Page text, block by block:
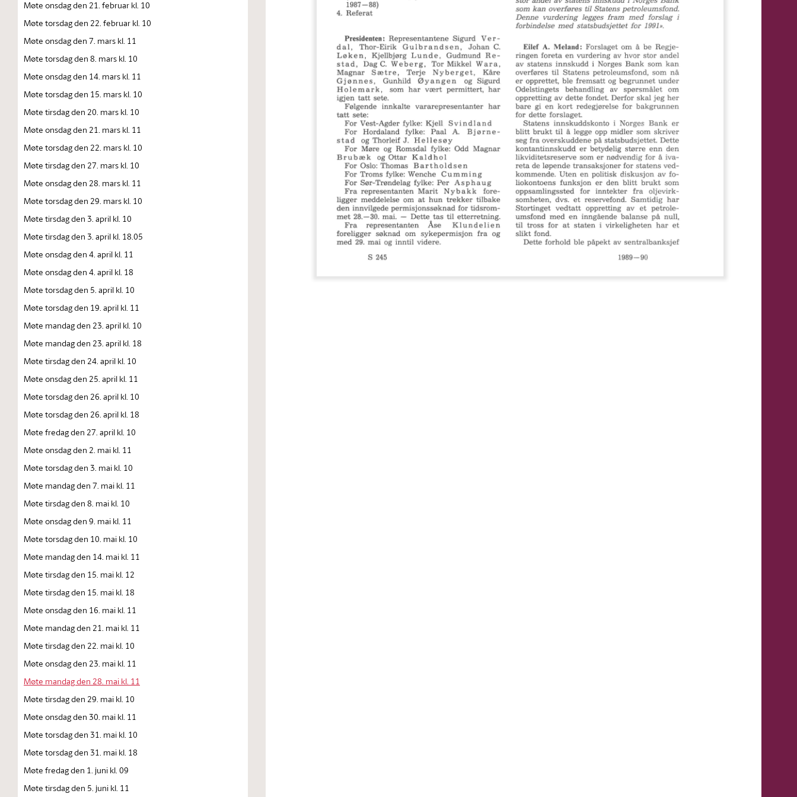
Møte onsdag den 21. februar kl. 10
Møte torsdag den 22. februar kl. 10
Møte onsdag den 7. mars kl. 11
Møte torsdag den 8. mars kl. 10
Møte onsdag den 14. mars kl. 11
Møte torsdag den 15. mars kl. 10
Møte tirsdag den 20. mars kl. 10
Møte onsdag den 21. mars kl. 11
Møte torsdag den 22. mars kl. 10
Møte tirsdag den 27. mars kl. 10
Møte onsdag den 28. mars kl. 11
Møte torsdag den 29. mars kl. 10
Møte tirsdag den 3. april kl. 10
Møte tirsdag den 3. april kl. 18.05
Møte onsdag den 4. april kl. 11
Møte onsdag den 4. april kl. 18
Møte torsdag den 5. april kl. 10
Møte torsdag den 19. april kl. 11
Møte mandag den 23. april kl. 10
Møte mandag den 23. april kl. 18
Møte tirsdag den 24. april kl. 10
Møte onsdag den 25. april kl. 11
Møte torsdag den 26. april kl. 10
Møte torsdag den 26. april kl. 18
Møte fredag den 27. april kl. 10
Møte onsdag den 2. mai kl. 11
Møte torsdag den 3. mai kl. 10
Møte mandag den 7. mai kl. 11
Møte tirsdag den 8. mai kl. 10
Møte onsdag den 9. mai kl. 11
Møte torsdag den 10. mai kl. 10
Møte mandag den 14. mai kl. 11
Møte tirsdag den 15. mai kl. 12
Møte tirsdag den 15. mai kl. 18
Møte onsdag den 16. mai kl. 11
Møte mandag den 21. mai kl. 11
Møte tirsdag den 22. mai kl. 10
Møte onsdag den 23. mai kl. 11
Møte mandag den 28. mai kl. 11
Møte tirsdag den 29. mai kl. 10
Møte onsdag den 30. mai kl. 11
Møte torsdag den 31. mai kl. 10
Møte torsdag den 31. mai kl. 18
Møte fredag den 1. juni kl. 09
Møte tirsdag den 5. juni kl. 11